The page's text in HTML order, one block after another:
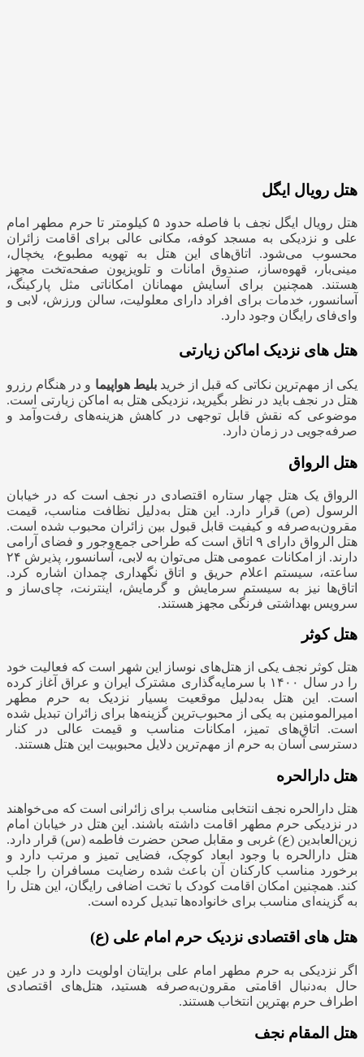
هتل رویال ایگل
هتل رویال ایگل نجف با فاصله حدود ۵ کیلومتر تا حرم مطهر امام
علی و نزدیکی به مسجد کوفه، مکانی عالی برای اقامت زائران
محسوب می‌شود. اتاق‌های این هتل به تهویه مطبوع، یخچال،
مینی‌بار، قهوه‌ساز، صندوق امانات و تلویزیون صفحه‌تخت مجهز
هستند. همچنین برای آسایش مهمانان امکاناتی مثل پارکینگ،
آسانسور، خدمات برای افراد دارای معلولیت، سالن ورزش، لابی و
وای‌فای رایگان وجود دارد.
هتل های نزدیک اماکن زیارتی
یکی از مهم‌ترین نکاتی که قبل از خریدبلیط هواپیما و در هنگام رزرو
هتل در نجف باید در نظر بگیرید، نزدیکی هتل به اماکن زیارتی است.
موضوعی که نقش قابل توجهی در کاهش هزینه‌های رفت‌وآمد و
صرفه‌جویی در زمان دارد.
هتل الرواق
الرواق یک هتل چهار ستاره اقتصادی در نجف است که در خیابان
الرسول (ص) قرار دارد. این هتل به‌دلیل نظافت مناسب، قیمت
مقرون‌به‌صرفه و کیفیت قابل قبول بین زائران محبوب شده است.
هتل الرواق دارای ۹ اتاق است که طراحی جمع‌وجور و فضای آرامی
دارند. از امکانات عمومی هتل می‌توان به لابی، آسانسور، پذیرش ۲۴
ساعته، سیستم اعلام حریق و اتاق نگهداری چمدان اشاره کرد.
اتاق‌ها نیز به سیستم سرمایش و گرمایش، اینترنت، چای‌ساز و
سرویس بهداشتی فرنگی مجهز هستند.
هتل کوثر
هتل کوثر نجف یکی از هتل‌های نوساز این شهر است که فعالیت خود
را در سال ۱۴۰۰ با سرمایه‌گذاری مشترک ایران و عراق آغاز کرده
است. این هتل به‌دلیل موقعیت بسیار نزدیک به حرم مطهر
امیرالمومنین به یکی از محبوب‌ترین گزینه‌ها برای زائران تبدیل شده
است. اتاق‌های تمیز، امکانات مناسب و قیمت عالی در کنار
دسترسی آسان به حرم از مهم‌ترین دلایل محبوبیت این هتل هستند.
هتل دارالحره
هتل دارالحره نجف انتخابی مناسب برای زائرانی است که می‌خواهند
در نزدیکی حرم مطهر اقامت داشته باشند. این هتل در خیابان امام
زین‌العابدین (ع) غربی و مقابل صحن حضرت فاطمه (س) قرار دارد.
هتل دارالحره با وجود ابعاد کوچک، فضایی تمیز و مرتب دارد و
برخورد مناسب کارکنان آن باعث شده رضایت مسافران را جلب
کند. همچنین امکان اقامت کودک با تخت اضافی رایگان، این هتل را
به گزینه‌ای مناسب برای خانواده‌ها تبدیل کرده است.
هتل ‌های اقتصادی نزدیک حرم امام علی (ع)
اگر نزدیکی به حرم مطهر امام علی برایتان اولویت دارد و در عین
حال به‌دنبال اقامتی مقرون‌به‌صرفه هستید، هتل‌های اقتصادی
اطراف حرم بهترین انتخاب هستند.
هتل المقام نجف